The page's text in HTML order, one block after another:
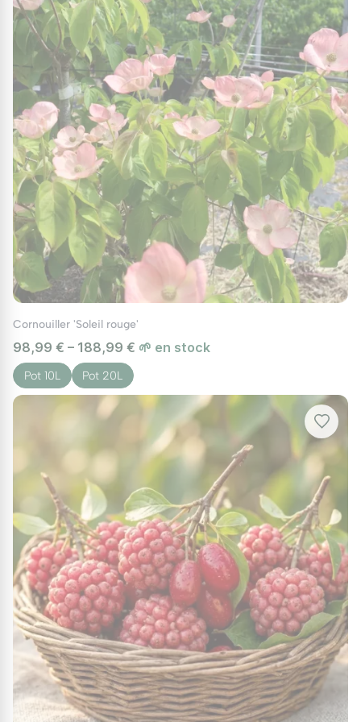
sécheresse, mais préfèrent un sol
constamment humide.
Taille :Une taille légère après la floraison
est conseillée pour maintenir la forme de
l'arbuste et encourager une croissance
vigoureuse des tiges colorées.
Fertilisation :Un apport annuel de compost
ou d’engrais équilibré au printemps aide à
soutenir la floraison et la santé du feuillage.
Utilisation des Cornouillers en
Aménagement Paysager
Les cornouillers sont très polyvalents et
peuvent être utilisés de différentes manières
dans le jardin :
Massifs et Bordures :
grandes bractées, comme le
créent de superbes points focaux dans les
massifs et bordures.
Haies et Écrans :Les espèces
buissonnantes, telles que le Cornus
sericea , sont parfaites pour des haies
denses et colorées offrant à la fois beauté
et intimité.
Sous-Bois :Certaines espèces, comme le
Cornus canadensis , prospèrent à l'ombre
partielle, idéales pour les zones de sous-
bois.
Zones Humides :Les cornouillers tolérant
les sols humides, comme leCornus alba,
sont excellents pour les jardins de pluie et
Cornouiller 'Soleil rouge'
98,99 € – 188,99 € 🌱 en stock
Pot 10L Pot 20L